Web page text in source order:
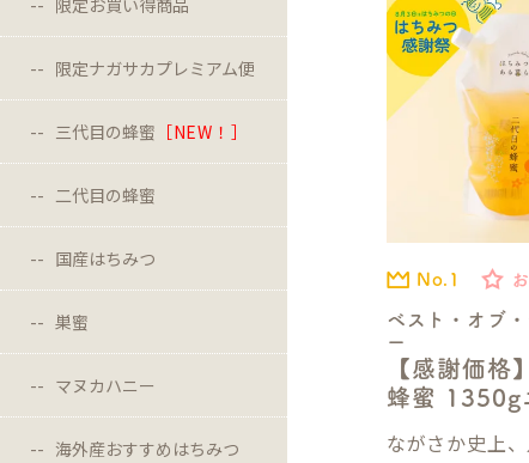
限定お買い得商品
限定ナガサカプレミアム便
三代目の蜂蜜 ［NEW！］
二代目の蜂蜜
国産はちみつ
巣蜜
マヌカハニー
海外産おすすめはちみつ
No.1
ベスト・オブ
ー
【感謝価格
蜂蜜 1350g
ながさか史上